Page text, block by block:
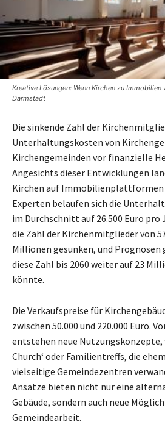
Kreative Lösungen: Wenn Kirchen zu
Darmstadt
Die sinkende Zahl der
Unterhaltungskosten von
Kirchengemeinden vor finanzielle
Angesichts dieser Entwicklungen
Kirchen auf Immobilienplattformen
Experten belaufen sich die
im Durchschnitt auf 26.500 Euro pro
die Zahl der Kirchenmitglieder von
Millionen gesunken, und Prognosen
diese Zahl bis 2060 weiter auf 23
könnte.
Die Verkaufspreise für
zwischen 50.000 und 220.000 Euro.
entstehen neue Nutzungskonzepte,
Church‘ oder Familientreffs, die
vielseitige Gemeindezentren
Ansätze bieten nicht nur eine
Gebäude, sondern auch neue
Gemeindearbeit.